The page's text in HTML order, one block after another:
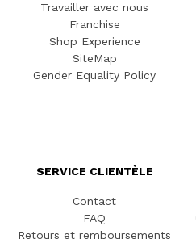
Travailler avec nous
Franchise
Shop Experience
SiteMap
Gender Equality Policy
SERVICE CLIENTÈLE
Contact
FAQ
Retours et remboursements